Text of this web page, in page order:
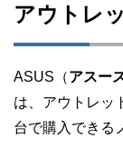
アウトレ
ASUS（アスー
は、アウトレッ
台で購入できる